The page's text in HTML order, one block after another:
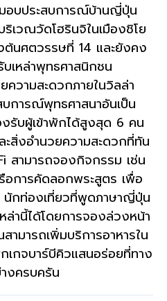
มอบประสบการณ์บ้านญี่ปุ่น
วณวัดโฮรินจิในเมืองชิโย
นศตวรรษที่ 14 และยังคง
เหล่าพุทธศาสนิกชน
วามสะดวกภายในวิลล่า
การณ์พุทธศาสนาอันเป็น
บผู้เข้าพักได้สูงสุด 6 คน
สิ่งอำนวยความสะดวกที่ทัน
สามารถจองกิจกรรม เช่น
อการคัดลอกพระสูตร เพื่อ
นักท่องเที่ยวที่พูดภาษาญี่ปุ่น
ล่านี้ได้โดยการจองล่วงหน้า
ามารถเพิ่มบริการอาหารใน
กจบาร์บีคิวแสนอร่อยที่ทาง
งครบครัน